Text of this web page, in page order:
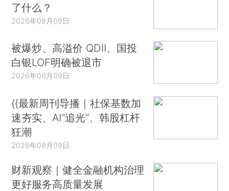
了什么？
2026年08月09日
被爆炒、高溢价 QDII、国投
白银LOF明确被退市
2026年08月09日
{{最新周刊导播｜社保基数加
速夯实、AI“追光”、韩股杠杆
狂潮
2026年08月09日
财新观察｜健全金融机构治理
更好服务高质量发展